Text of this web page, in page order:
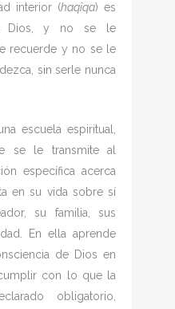
interior (haqîqa) es
Dios, y no se le
recuerde y no se le
sin serle nunca
escuela espiritual,
se le transmite al
específica acerca
en su vida sobre sí
su familia, sus
En ella aprende
de Dios en
con lo que la
obligatorio,